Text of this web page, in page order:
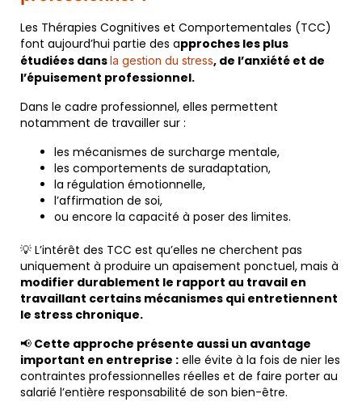
Les Thérapies Cognitives et Comportementales (TCC)
font aujourd’hui partie des approches les plus
étudiées dansla gestion du stress, de l’anxiété et de
l’épuisement professionnel.
Dans le cadre professionnel, elles permettent
notamment de travailler sur :
les mécanismes de surcharge mentale,
les comportements de suradaptation,
la régulation émotionnelle,
l’affirmation de soi,
ou encore la capacité à poser des limites.
💡 L’intérêt des TCC est qu’elles ne cherchent pas
uniquement à produire un apaisement ponctuel, mais à
modifier durablement le rapport au travail en
travaillant certains mécanismes qui entretiennent
le stress chronique.
📢 Cette approche présente aussi un avantage
important en entreprise : elle évite à la fois de nier les
contraintes professionnelles réelles et de faire porter au
salarié l’entière responsabilité de son bien-être.